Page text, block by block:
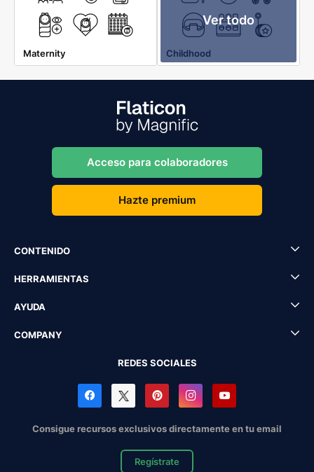
Maternity
Ver todo
Childhood
Acceso para colaboradores
Hazte premium
CONTENIDO
HERRAMIENTAS
AYUDA
COMPANY
REDES SOCIALES
Consigue recursos exclusivos directamente en tu email
Regístrate